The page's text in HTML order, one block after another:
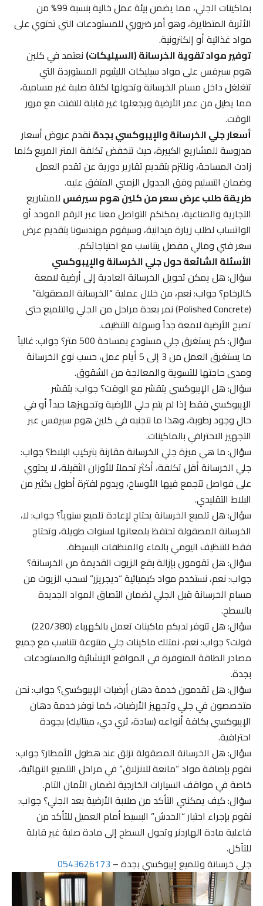
بماكينات الجلي، مما يضمن بيئة عمل خالية بنسبة 99% من
الأتربة المتطايرة، وهو أمر ضروري للمستودعات التي تحتوي على
مواد غذائية أو إلكترونية.
توفير مواد تقوية الخرسانة (السيليكات)نعتمد في كلين
هوم سيرفس على مواد سيليكات الليثيوم المستوردة التي
تتغلغل داخل مسام الخرسانة وتحولها لكتلة صلبة غير مسامية،
مما يطيل من عمر الأرضية ويجعلها غير قابلة للتفتت مع مرور
الوقت.
أسعار جلي الخرسانة والإيبوكسي بجدةنقدم عروض أسعار
مدروسة للمشاريع الكبيرة، حيث تنخفض تكلفة المتر المربع كلما
زادت المساحة، ونلتزم بتقديم تقارير دورية عن تقدم العمل
وضمان التسليم وفق الجدول الزمني المتفق عليه.
طريقة طلب عرض سعر من كلين هوم سيرفسللمشاريع
التجارية والصناعية، يمكنكم التواصل معنا عبر الرقم الموحد أو
الواتساب لطلب زيارة ميدانية، وسيقوم مهندسونا بتقديم عرض
سعر فني ومالي مفصل يتناسب مع احتياجاتكم.
الأسئلة الشائعة حول جلي الخرسانة والإيبوكسي
سؤال: هل يمكن تحويل الخرسانة العادية إلى أرضية لامعة
كالرخام؟ جواب: نعم، من خلال عملية “الخرسانة المصقولة”
(Polished Concrete) نمر بعدة مراحل من الجلي والتلميع حتى
تصبح الأرضية لامعة جداً وسهلة التنظيف.
سؤال: كم يستغرق جلي مستودع بمساحة 500 متر؟ جواب: غالباً
ما يستغرق العمل من 3 إلى 5 أيام عمل، حسب نوع الخرسانة
ومدى حاجتها للتسوية والمعالجة من الشقوق.
سؤال: هل الإيبوكسي يتقشر مع الوقت؟ جواب: يتقشر
الإيبوكسي فقط إذا لم يتم جلي الأرضية وتجهيزها جيداً أو في
حال وجود رطوبة، وهذا ما نتجنبه في كلين هوم سيرفس عبر
التجهيز الاحترافي بالماكينات.
سؤال: ما هي ميزة جلي الخرسانة مقارنة بتركيب البلاط؟ جواب:
جلي الخرسانة أقل تكلفة، أكثر تحملاً للأوزان الثقيلة، لا يحتوي
على فواصل تتجمع فيها الأوساخ، ويدوم لفترة أطول بكثير من
البلاط التقليدي.
سؤال: هل تلميع الخرسانة يحتاج لإعادة تلميع سنوياً؟ جواب: لا،
الخرسانة المصقولة تحتفظ بلمعانها لسنوات طويلة، وتحتاج
فقط للتنظيف اليومي بالماء والمنظفات البسيطة.
سؤال: هل تقومون بإزالة بقع الزيوت القديمة من الخرسانة؟
جواب: نعم، نستخدم مواد كيميائية “ديجريزر” لسحب الزيوت من
مسام الخرسانة قبل الجلي لضمان التصاق المواد الجديدة
بالسطح.
سؤال: هل تتوفر لديكم ماكينات تعمل بالكهرباء (220/380)
فولت؟ جواب: نعم، نمتلك ماكينات جلي متنوعة تتناسب مع جميع
مصادر الطاقة المتوفرة في المواقع الإنشائية والمستودعات
بجدة.
سؤال: هل تقدمون خدمة دهان أرضيات الإيبوكسي؟ جواب: نحن
متخصصون في جلي وتجهيز الأرضيات، كما نوفر خدمة دهان
الإيبوكسي بكافة أنواعه (سادة، ثري دي، ميتاليك) بجودة
احترافية.
سؤال: هل الخرسانة المصقولة تزلق عند هطول الأمطار؟ جواب:
نقوم بإضافة مواد “مانعة للانزلاق” في مراحل التلميع النهائية،
خاصة في مواقف السيارات الخارجية لضمان الأمان التام.
سؤال: كيف يمكنني التأكد من صلابة الأرضية بعد الجلي؟ جواب:
نقوم بإجراء اختبار “الخدش” البسيط أمام العميل للتأكد من
فاعلية مادة الهاردنر وتحول السطح إلى مادة صلبة غير قابلة
للتآكل.
جلي خرسانة وتلميع إيبوكسي بجدة –0543626173